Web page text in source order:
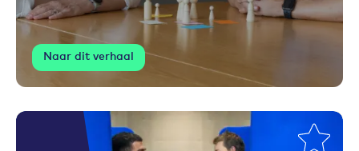
Naar dit verhaal